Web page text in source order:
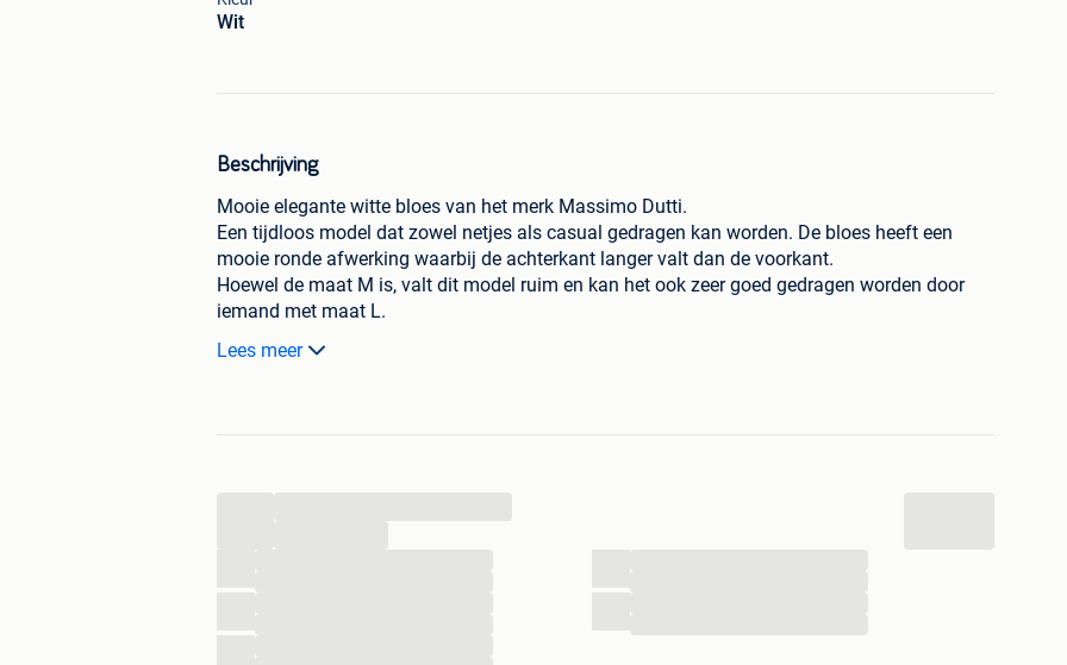
Wit
Beschrijving
Mooie elegante witte bloes van het merk Massimo Dutti.
Een tijdloos model dat zowel netjes als casual gedragen kan worden. De bloes heeft een
mooie ronde afwerking waarbij de achterkant langer valt dan de voorkant.
Hoewel de maat M is, valt dit model ruim en kan het ook zeer goed gedragen worden door
iemand met maat L.
Details:
• Merk: Massimo Dutti
Lees meer